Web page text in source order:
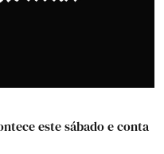
este sábado e conta